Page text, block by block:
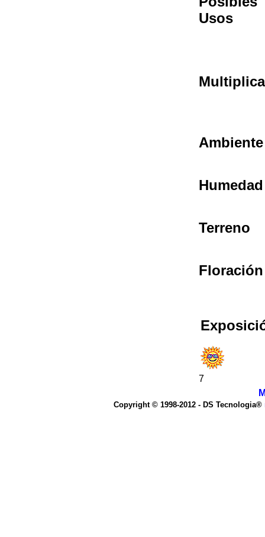
Usos
Ambiente
Humedad
Terreno
Floración
7
Copyright © 1998-2012 - DS Tecnologia®